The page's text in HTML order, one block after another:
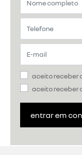
aceito receber
aceito receber
entrar em